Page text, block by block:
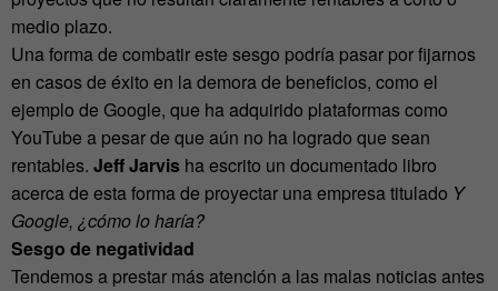
medio plazo.
Una forma de combatir este sesgo podría pasar por fijarnos
en casos de éxito en la demora de beneficios, como el
ejemplo de Google, que ha adquirido plataformas como
YouTube a pesar de que aún no ha logrado que sean
rentables. Jeff Jarvis ha escrito un documentado libro
acerca de esta forma de proyectar una empresa titulado Y
Google, ¿cómo lo haría?
Sesgo de negatividad
Tendemos a prestar más atención a las malas noticias antes